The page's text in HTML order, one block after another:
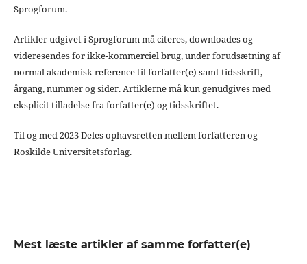
Sprogforum.
Artikler udgivet i Sprogforum må citeres, downloades og
videresendes for ikke-kommerciel brug, under forudsætning af
normal akademisk reference til forfatter(e) samt tidsskrift,
årgang, nummer og sider. Artiklerne må kun genudgives med
eksplicit tilladelse fra forfatter(e) og tidsskriftet.
Til og med 2023 Deles ophavsretten mellem forfatteren og
Roskilde Universitetsforlag.
Mest læste artikler af samme forfatter(e)